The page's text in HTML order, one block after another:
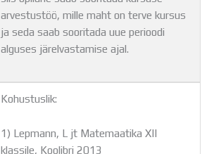
arvestustöö, mille maht on terve kursus
ja seda saab sooritada uue perioodi
alguses järelvastamise ajal.
Kohustuslik:
1) Lepmann, L jt Matemaatika XII
klassile, Koolibri 2013